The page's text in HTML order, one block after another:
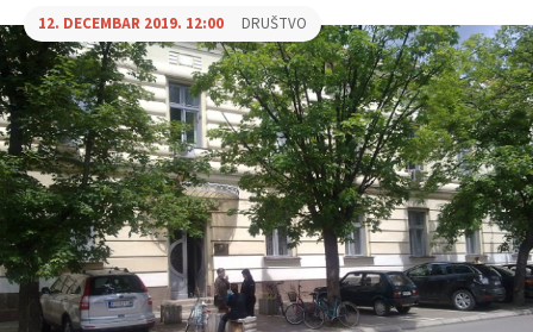
12. DECEMBAR 2019. 12:00 DRUŠTVO